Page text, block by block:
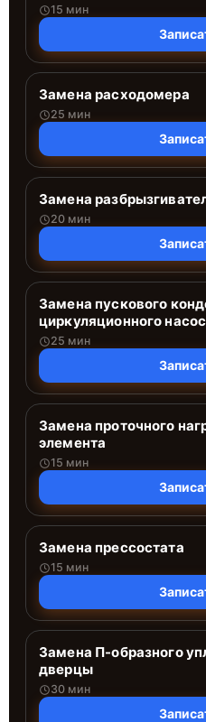
15 мин
Замена расходомера
25 мин
Замена
20 мин
Замена пускового
циркуляционного
25 мин
Замена проточного
элемента
15 мин
Замена прессостата
15 мин
Замена П-образного
дверцы
30 мин